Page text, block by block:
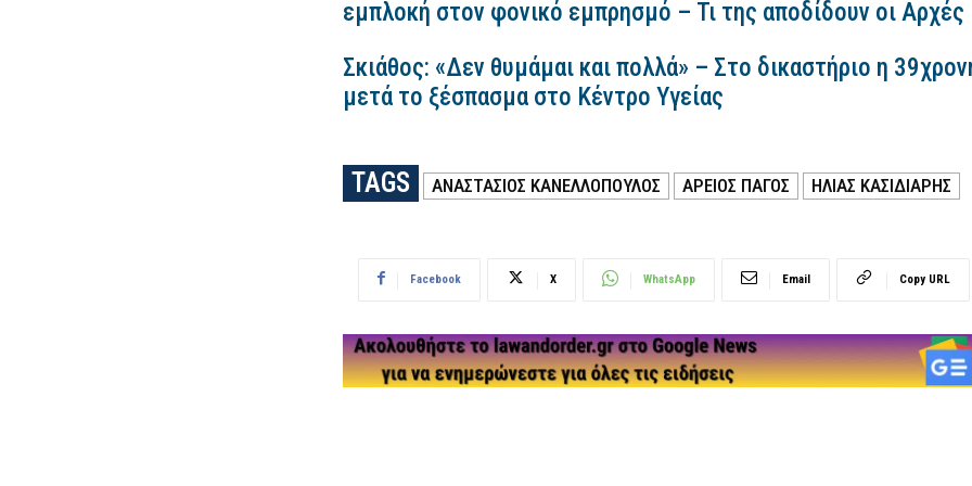
εμπλοκή στον φονικό εμπρησμό – Τι της αποδίδουν οι Αρχές
Σκιάθος: «Δεν θυμάμαι και πολλά» – Στο δικαστήριο η
μετά το ξέσπασμα στο Κέντρο Υγείας
TAGS ΑΝΑΣΤΆΣΙΟΣ ΚΑΝΕΛΛΌΠΟΥΛΟΣ ΑΡΕΙΟΣ ΠΑΓΟΣ ΗΛΊΑΣ ΚΑΣΙΔΙΆΡΗΣ
Facebook X WhatsApp Email Copy URL